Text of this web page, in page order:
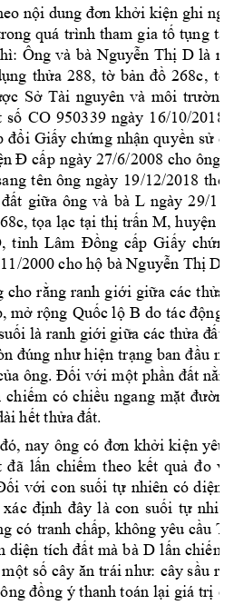
nội dung đơn khởi kiện ghi
quá trình tham gia tố tụng tại
Ông và bà Nguyễn Thị D là
thửa 288, tờ bản đồ 268c,
Sở Tài nguyên và môi trường
số CO 950339 ngày 16/10/2018
đổi Giấy chứng nhận quyền sử
Đ cấp ngày 27/6/2008 cho ông
tên ông ngày 19/12/2018 t
đất giữa ông và bà L ngày 29/
tọa lạc tại thị trấn M, huyện
tỉnh Lâm Đồng cấp Giấy
2000 cho hộ bà Nguyễn Thị D
cho rằng ranh giới giữa các thửa
mở rộng Quốc lộ B do tác động
là ranh giới giữa các thửa đất
đúng như hiện trạng ban đầu
ông. Đối với một phần đất
chiếm có chiều ngang mặt
hết thửa đất.
đó, nay ông có đơn khởi kiện yêu
đã lấn chiếm theo kết quả đo
với con suối tự nhiên có diện
xác định đây là con suối tự nhi
có tranh chấp, không yêu cầu
diện tích đất mà bà D lấn chiếm
số cây ăn trái như: cây sầu
ông đồng ý thanh toán lại giá trị